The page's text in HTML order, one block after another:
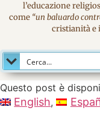
l’educazione
come “un baluardo
cristianità e
Questo post è
English